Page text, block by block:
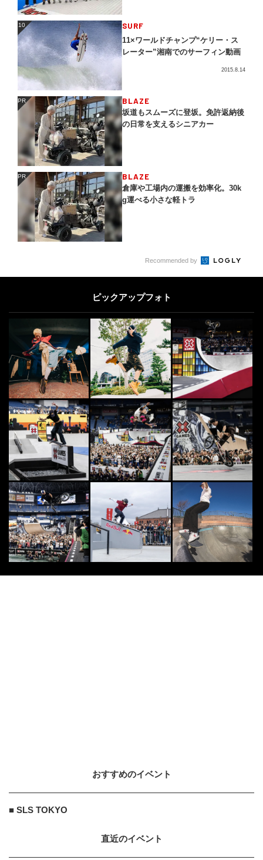
10 SURF
11×ワールドチャンプ“ケリー・ス
レーター”湘南でのサーフィン動画
2015.8.14
PR BLAZE
坂道もスムーズに登坂。免許返納後
の日常を支えるシニアカー
PR BLAZE
倉庫や工場内の運搬を効率化。30k
g運べる小さな軽トラ
Recommended by
ピックアップフォト
おすすめのイベント
■ SLS TOKYO
直近のイベント